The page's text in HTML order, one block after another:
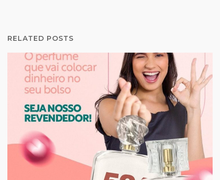
RELATED POSTS